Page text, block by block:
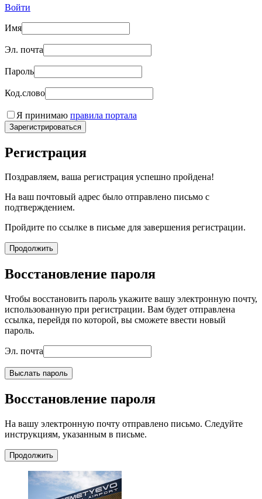
Войти
Имя
Эл. почта
Пароль
Код.слово
Я принимаю правила портала
Зарегистрироваться
Регистрация
Поздравляем, ваша регистрация успешно пройдена!
На ваш почтовый адрес было отправлено письмо с
подтверждением.
Пройдите по ссылке в письме для завершения регистрации.
Продолжить
Восстановление пароля
Чтобы восстановить пароль укажите вашу электронную почту,
использованную при регистрации. Вам будет отправлена
ссылка, перейдя по которой, вы сможете ввести новый
пароль.
Эл. почта
Выслать пароль
Восстановление пароля
На вашу электронную почту отправлено письмо. Следуйте
инструкциям, указанным в письме.
Продолжить